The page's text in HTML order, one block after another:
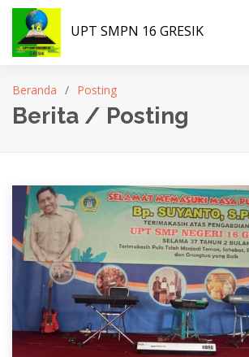
UPT SMPN 16 GRESIK
Beranda Posting
Berita / Posting